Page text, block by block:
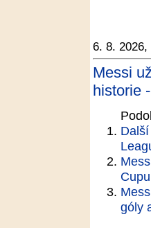
6. 8. 2026,
Messi
historie
Cupu
góly